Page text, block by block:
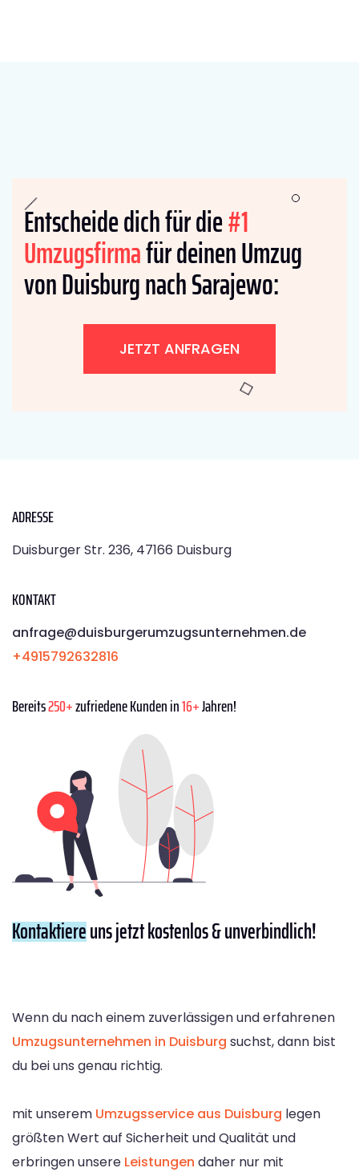
Entscheide dich für die#1
Umzugsfirmafür deinen Umzug
von Duisburg nach Sarajewo:
JETZT ANFRAGEN
ADRESSE
Duisburger Str. 236, 47166 Duisburg
KONTAKT
anfrage@duisburgerumzugsunternehmen.de
+4915792632816
Bereits250+zufriedene Kunden in16+Jahren!
Kontaktiereuns jetzt kostenlos & unverbindlich!
Wenn du nach einem zuverlässigen und erfahrenen
Umzugsunternehmen in Duisburg suchst, dann bist
du bei uns genau richtig.
mit unserem Umzugsservice aus Duisburg legen
größten Wert auf Sicherheit und Qualität und
erbringen unsere Leistungen daher nur mit